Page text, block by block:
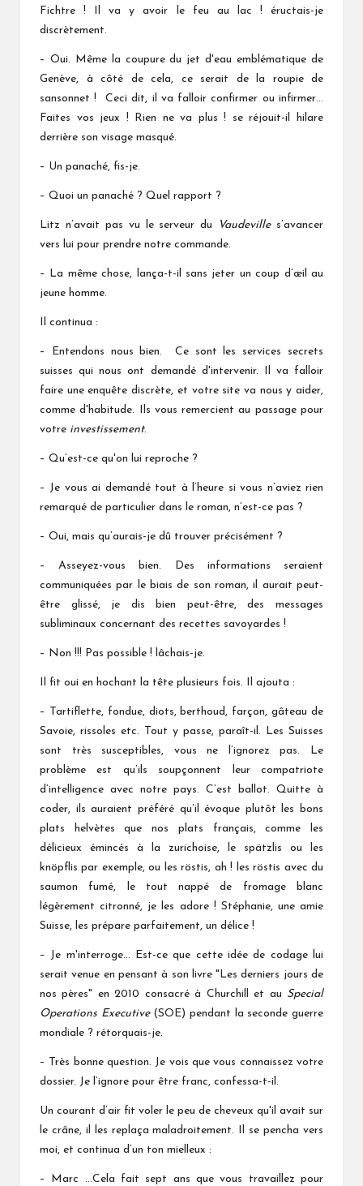
Fichtre ! Il va y avoir le feu au lac ! éructais-je
discrètement.
– Oui. Même la coupure du jet d'eau emblématique de
Genève, à côté de cela, ce serait de la roupie de
sansonnet ! Ceci dit, il va falloir confirmer ou infirmer…
Faites vos jeux ! Rien ne va plus ! se réjouit-il hilare
derrière son visage masqué.
– Un panaché, fis-je.
– Quoi un panaché ? Quel rapport ?
Litz n’avait pas vu le serveur du Vaudevilles’avancer
vers lui pour prendre notre commande.
– La même chose, lança-t-il sans jeter un coup d’œil au
jeune homme.
Il continua :
– Entendons nous bien. Ce sont les services secrets
suisses qui nous ont demandé d'intervenir. Il va falloir
faire une enquête discrète, et votre site va nous y aider,
comme d'habitude. Ils vous remercient au passage pour
votre investissement.
– Qu’est-ce qu'on lui reproche ?
– Je vous ai demandé tout à l’heure si vous n’aviez rien
remarqué de particulier dans le roman, n’est-ce pas ?
– Oui, mais qu’aurais-je dû trouver précisément ?
– Asseyez-vous bien. Des informations seraient
communiquées par le biais de son roman, il aurait peut-
être glissé, je dis bien peut-être, des messages
subliminaux concernant des recettes savoyardes !
– Non !!! Pas possible ! lâchais-je.
Il fit oui en hochant la tête plusieurs fois. Il ajouta :
– Tartiflette, fondue, diots, berthoud, farçon, gâteau de
Savoie, rissoles etc. Tout y passe, paraît-il. Les Suisses
sont très susceptibles, vous ne l’ignorez pas. Le
problème est qu’ils soupçonnent leur compatriote
d’intelligence avec notre pays. C’est ballot. Quitte à
coder, ils auraient préféré qu’il évoque plutôt les bons
plats helvètes que nos plats français, comme les
délicieux émincés à la zurichoise, le spätzlis ou les
knöpflis par exemple, ou les röstis, ah ! les röstis avec du
saumon fumé, le tout nappé de fromage blanc
légèrement citronné, je les adore ! Stéphanie, une amie
Suisse, les prépare parfaitement, un délice !
– Je m'interroge… Est-ce que cette idée de codage lui
serait venue en pensant à son livre "Les derniers jours de
nos pères" en 2010 consacré à Churchill et au Special
Operations Executive(SOE) pendant la seconde guerre
mondiale ? rétorquais-je.
– Très bonne question. Je vois que vous connaissez votre
dossier. Je l’ignore pour être franc, confessa-t-il.
Un courant d’air fit voler le peu de cheveux qu'il avait sur
le crâne, il les replaça maladroitement. Il se pencha vers
moi, et continua d’un ton mielleux :
– Marc …Cela fait sept ans que vous travaillez pour